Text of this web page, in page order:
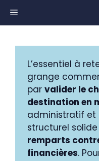
au
MENU
L’essentiel à
grange
par valider le
destination en
administratif et
structurel
remparts
financières.